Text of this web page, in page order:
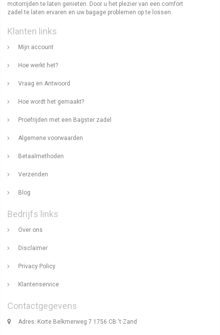
motorrijden te laten genieten. Door u het plezier van een comfort
zadel te laten ervaren en uw bagage problemen op te lossen.
Klanten links
Mijn account
Hoe werkt het?
Vraag en Antwoord
Hoe wordt het gemaakt?
Proefrijden met een Bagster zadel
Algemene voorwaarden
Betaalmethoden
Verzenden
Blog
Bedrijfs links
Over ons
Disclaimer
Privacy Policy
Klantenservice
Contactgegevens
Adres: Korte Belkmerweg 7 1756 CB 't Zand